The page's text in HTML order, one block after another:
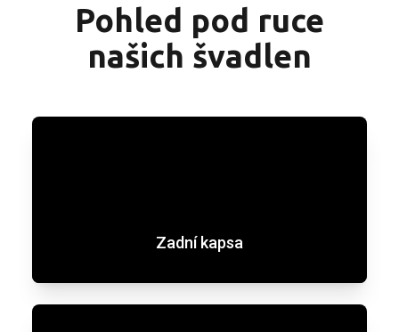
Pohled pod ruce
našich švadlen
Zadní kapsa